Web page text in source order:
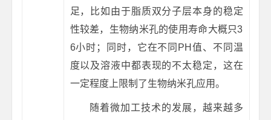
足，比如由于脂质双分子层本身的稳定
性较差，生物纳米孔的使用寿命大概只3
6小时；同时，它在不同PH值、不同温
度以及溶液中都表现的不太稳定，这在
一定程度上限制了生物纳米孔应用。
随着微加工技术的发展，越来越多